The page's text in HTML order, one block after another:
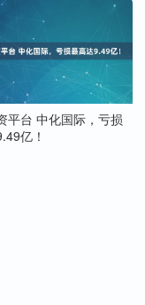
平台 中化国际，亏损
亿！